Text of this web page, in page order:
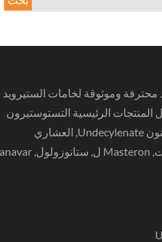
وموثوقة لخامات الستيرويد
الرئيسية التستوستيرون
إينونثات, سوستانون 250, بولدينون Undecylenate, العشاري
Durabolin ديكا, ترينبولون خلات, Masteron ل, ستانوزولول, anavar,